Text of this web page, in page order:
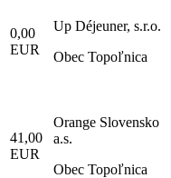
0,00
EUR
Up Déjeuner, s.r.o.
Obec Topoľnica
41,00
EUR
Orange Slovensko
a.s.
Obec Topoľnica